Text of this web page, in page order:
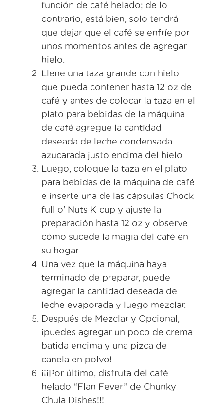
función de café helado; de lo
contrario, está bien, solo tendrá
que dejar que el café se enfríe por
unos momentos antes de agregar
hielo.
Llene una taza grande con hielo
que pueda contener hasta 12 oz de
café y antes de colocar la taza en el
plato para bebidas de la máquina
de café agregue la cantidad
deseada de leche condensada
azucarada justo encima del hielo.
Luego, coloque la taza en el plato
para bebidas de la máquina de café
e inserte una de las cápsulas Chock
full o' Nuts K-cup y ajuste la
preparación hasta 12 oz y observe
cómo sucede la magia del café en
su hogar.
Una vez que la máquina haya
terminado de preparar, puede
agregar la cantidad deseada de
leche evaporada y luego mezclar.
Después de Mezclar y Opcional,
¡puedes agregar un poco de crema
batida encima y una pizca de
canela en polvo!
¡¡¡Por último, disfruta del café
helado “Flan Fever” de Chunky
Chula Dishes!!!